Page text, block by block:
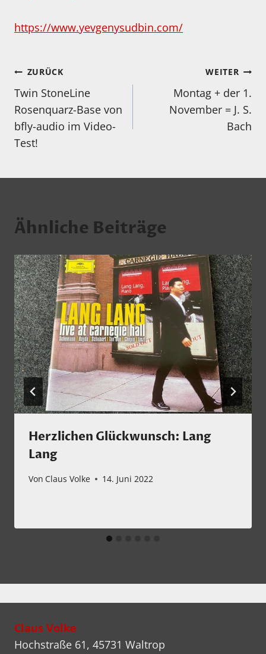
https://www.yevgenysudbin.com/
Beitragsnavigation
ZURÜCK
Twin StoneLine
Rosenquarz-Base von
bfly-audio im Video-
Test!
WEITER
Montag + der 1.
November = J. S.
Bach
Ähnliche Beiträge
Herzlichen Glückwunsch: Lang
Lang
Von Claus Volke 14. Juni 2022
Claus Volke
Hochstraße 61, 45731 Waltrop